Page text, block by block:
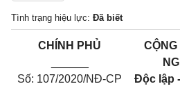
Tình trạng hiệu lực: Đã biết
C HÍNH PHỦ
Số: 107/2020/NĐ-CP
CỘNG
Độc lập